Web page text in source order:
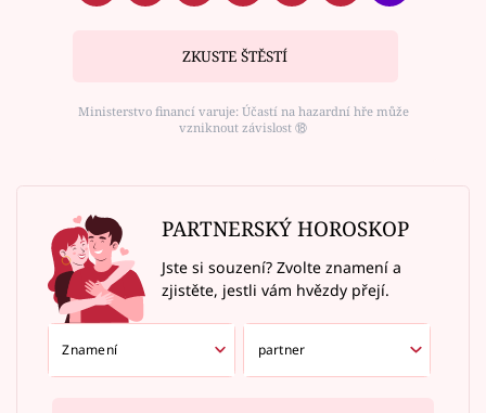
ZKUSTE ŠTĚSTÍ
Ministerstvo financí varuje: Účastí na hazardní hře může
vzniknout závislost ⑱
PARTNERSKÝ HOROSKOP
Jste si souzení? Zvolte znamení a
zjistěte, jestli vám hvězdy přejí.